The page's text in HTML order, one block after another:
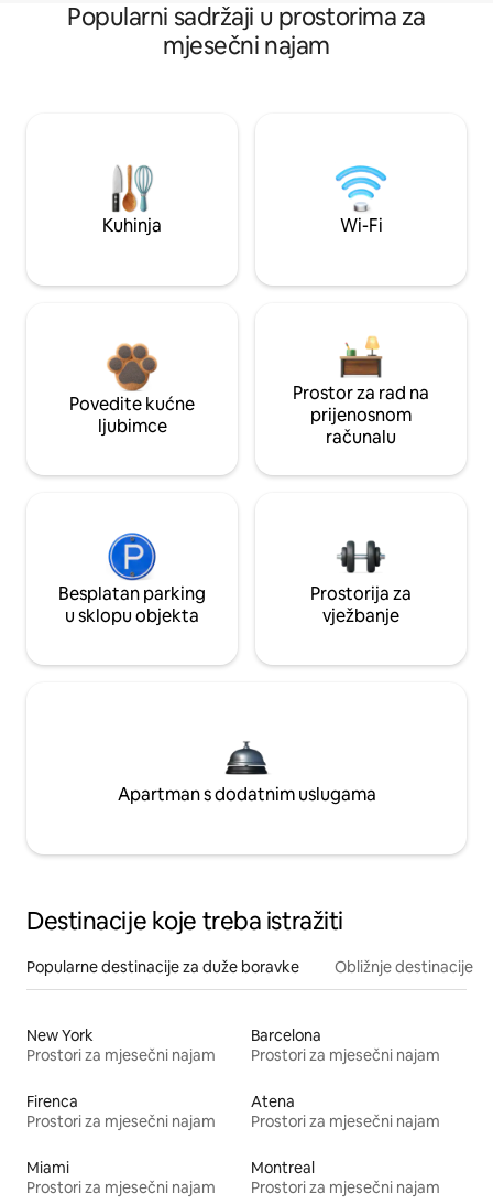
Popularni sadržaji u prostorima za
mjesečni najam
Kuhinja Wi-Fi
Povedite kućne
ljubimce
Prostor za rad na
prijenosnom
računalu
Besplatan parking
u sklopu objekta
Prostorija za
vježbanje
Apartman s dodatnim uslugama
Destinacije koje treba istražiti
Popularne destinacije za duže boravke Obližnje destinacije
New York
Prostori za mjesečni najam
Barcelona
Prostori za mjesečni najam
Firenca
Prostori za mjesečni najam
Atena
Prostori za mjesečni najam
Miami
Prostori za mjesečni najam
Montreal
Prostori za mjesečni najam